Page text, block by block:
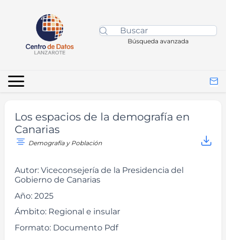
Búsqueda avanzada
Los espacios de la demografía en
Canarias
Demografía y Población
Autor: Viceconsejería de la Presidencia del
Gobierno de Canarias
Año: 2025
Ámbito: Regional e insular
Formato: Documento Pdf